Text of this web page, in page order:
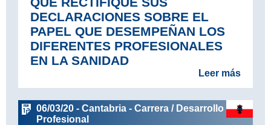
DECLARACIONES SOBRE EL
PAPEL QUE DESEMPEÑAN LOS
DIFERENTES PROFESIONALES
EN LA SANIDAD
Leer más
06/03/20 - Cantabria - Carrera / Desarrollo
Profesional